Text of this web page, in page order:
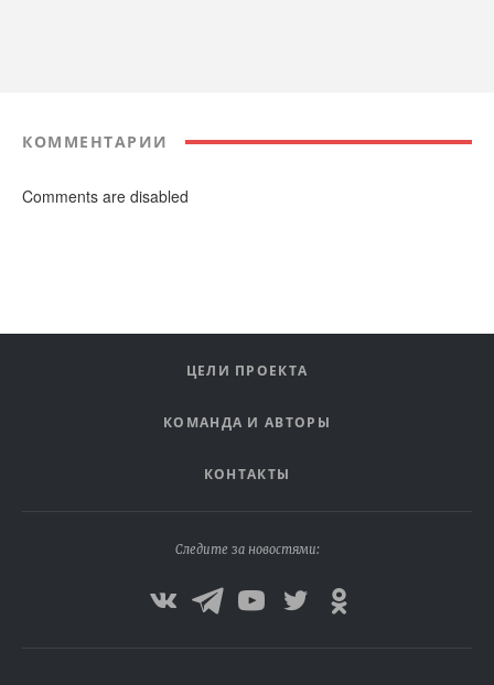
КОММЕНТАРИИ
Comments are disabled
ЦЕЛИ ПРОЕКТА
КОМАНДА И АВТОРЫ
КОНТАКТЫ
Следите за новостями: